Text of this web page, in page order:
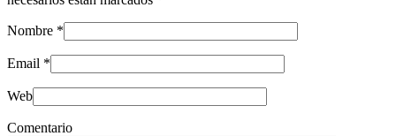
Nombre *
Email *
Web
Comentario